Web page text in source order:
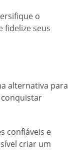
o
fidelize seus
alternativa para
confiáveis e
criar um